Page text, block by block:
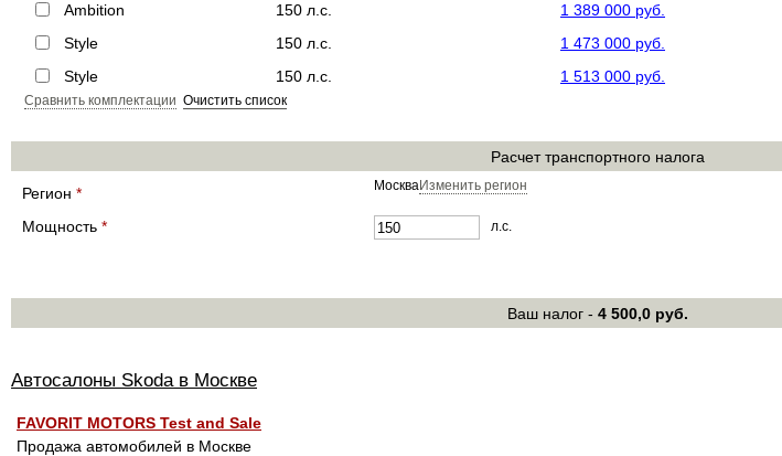
Ambition
150 л.с. 1 389 000 руб.
Style
150 л.с. 1 473 000 руб.
Style
150 л.с. 1 513 000 руб.
Сравнить комплектации Очистить список
Расчет транспортного налога
Регион * МоскваИзменить регион
Мощность * л.с.
Ваш налог - 4 500,0 руб.
Автосалоны Skoda в Москве
FAVORIT MOTORS Test and Sale
Продажа автомобилей в Москве